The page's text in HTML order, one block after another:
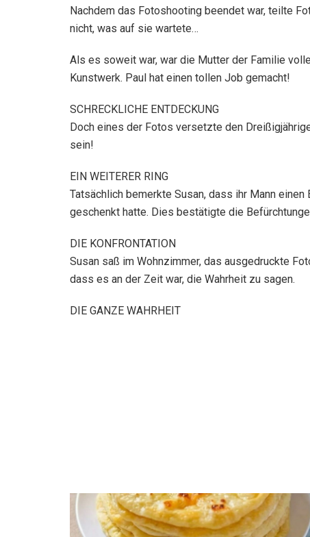
Nachdem das Fotoshooting beendet war, teilte
nicht, was auf sie wartete…
Als es soweit war, war die Mutter der Familie
Kunstwerk. Paul hat einen tollen Job gemacht!
SCHRECKLICHE ENTDECKUNG
Doch eines der Fotos versetzte den
sein!
EIN WEITERER RING
Tatsächlich bemerkte Susan, dass ihr Mann
geschenkt hatte. Dies bestätigte die
DIE KONFRONTATION
Susan saß im Wohnzimmer, das ausgedruckte
dass es an der Zeit war, die Wahrheit zu sagen.
DIE GANZE WAHRHEIT